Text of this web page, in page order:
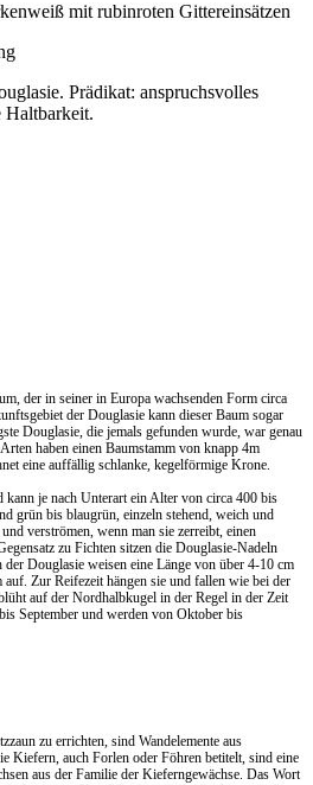
mit rubinroten Gittereinsätzen
Prädikat: anspruchsvolles
Haltbarkeit.
der in seiner in Europa wachsenden Form circa
der Douglasie kann dieser Baum sogar
Douglasie, die jemals gefunden wurde, war genau
haben einen Baumstamm von knapp 4m
eine auffällig schlanke, kegelförmige Krone.
kann je nach Unterart ein Alter von circa 400 bis
grün bis blaugrün, einzeln stehend, weich und
verströmen, wenn man sie zerreibt, einen
zu Fichten sitzen die Douglasie-Nadeln
Douglasie weisen eine Länge von über 4-10 cm
Zur Reifezeit hängen sie und fallen wie bei der
auf der Nordhalbkugel in der Regel in der Zeit
September und werden von Oktober bis
zu errichten, sind Wandelemente aus
Kiefern, auch Forlen oder Föhren betitelt, sind eine
aus der Familie der Kieferngewächse. Das Wort